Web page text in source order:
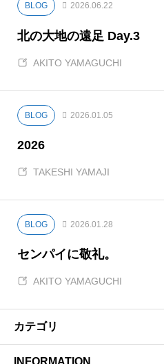
BLOG 2026.06.22
北の大地の遠足 Day.3
AKITO YAMAGUCHI
BLOG 2026.01.05
2026
TAKESHI YAMAJI
BLOG 2026.01.28
センパイに敬礼。
AKITO YAMAGUCHI
カテゴリ
INFORMATION